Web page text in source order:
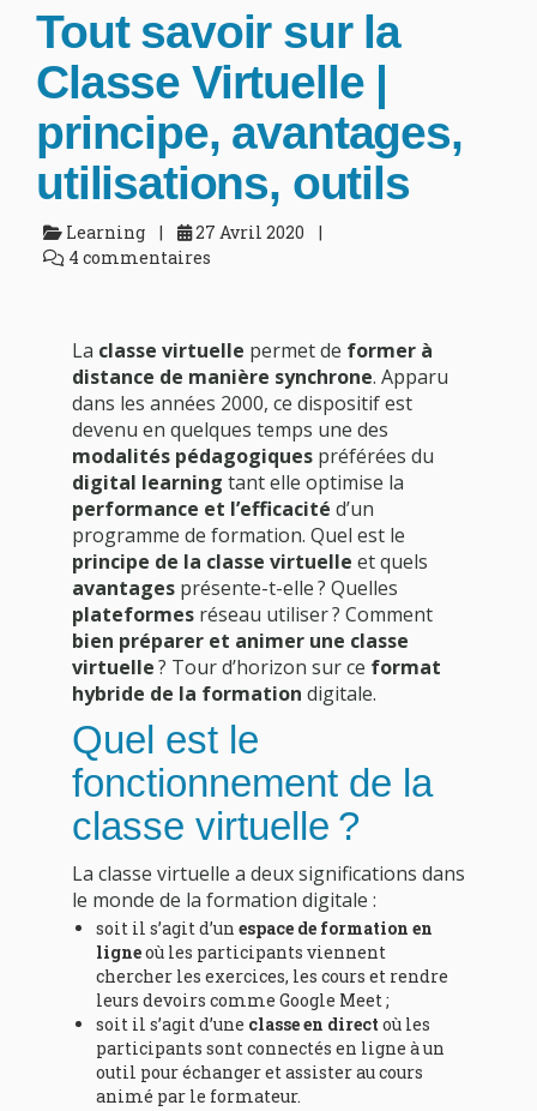
Tout savoir sur la
Classe Virtuelle |
principe, avantages,
utilisations, outils
Learning
27 Avril 2020
4 commentaires
La classe virtuelle permet de former à
distance de manière synchrone. Apparu
dans les années 2000, ce dispositif est
devenu en quelques temps une des
modalités pédagogiques préférées du
digital learning tant elle optimise la
performance et l’efficacité d’un
programme de formation. Quel est le
principe de la classe virtuelle et quels
avantages présente-t-elle ? Quelles
plateformes réseau utiliser ? Comment
bien préparer et animer une classe
virtuelle? Tour d’horizon sur ce format
hybride de la formation digitale.
Quel est le
fonctionnement de la
classe virtuelle ?
La classe virtuelle a deux significations dans
le monde de la formation digitale :
soit il s’agit d’un espace de formation en
ligneoù les participants viennent
chercher les exercices, les cours et rendre
leurs devoirs comme Google Meet ;
soit il s’agit d’une classe en direct où les
participants sont connectés en ligne à un
outil pour échanger et assister au cours
animé par le formateur.